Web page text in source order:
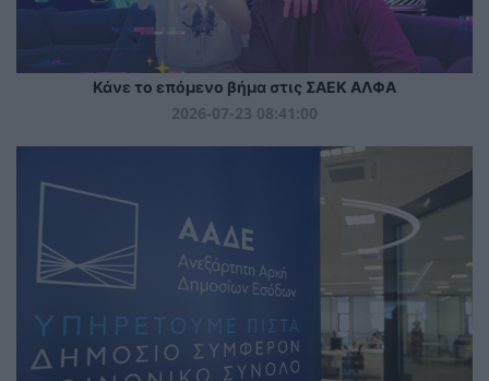
Κάνε το επόμενο βήμα στις ΣΑΕΚ ΑΛΦΑ
2026-07-23 08:41:00